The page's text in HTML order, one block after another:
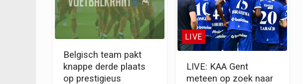
Belgisch team pakt
knappe derde plaats
op prestigieus
LIVE
LIVE: KAA Gent
meteen op zoek naar